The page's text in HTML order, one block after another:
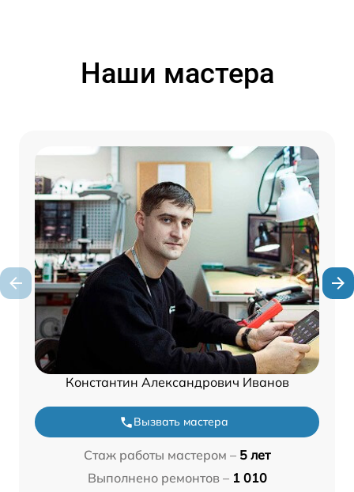
Наши мастера
Константин Александрович Иванов
Вызвать мастера
Стаж работы мастером – 5 лет
Выполнено ремонтов – 1 010